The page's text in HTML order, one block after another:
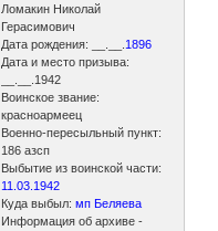
Ломакин Николай
Герасимович
Дата рождения: __.__. 1896
Дата и место призыва:
__.__.1942
Воинское звание:
красноармеец
Военно-пересыльный пункт:
186 азсп
Выбытие из воинской части:
11.03.1942
Куда выбыл:мп Беляева
Информация об архиве -